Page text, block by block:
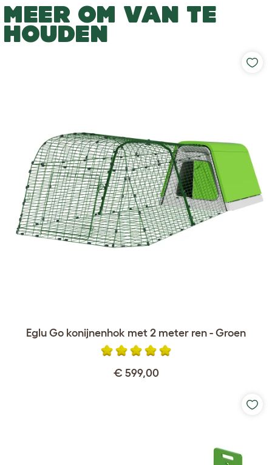
MEER OM VAN TE
HOUDEN
Eglu Go konijnenhok met 2 meter ren - Groen
€ 599,00